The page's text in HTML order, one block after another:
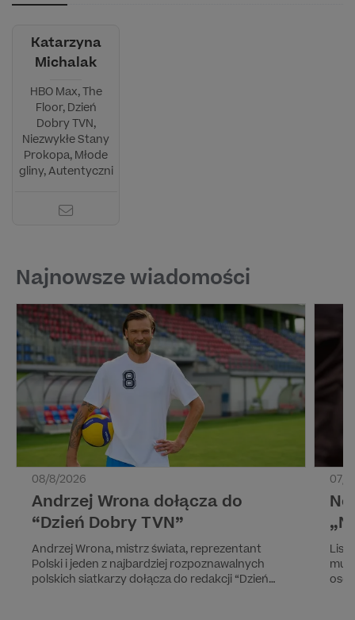
Katarzyna
Michalak
HBO Max, The
Floor, Dzień
Dobry TVN,
Niezwykłe Stany
Prokopa, Młode
gliny, Autentyczni
Najnowsze wiadomości
08/8/2026
Andrzej Wrona dołącza do
“Dzień Dobry TVN”
Andrzej Wrona, mistrz świata, reprezentant
Polski i jeden z najbardziej rozpoznawalnych
polskich siatkarzy dołącza do redakcji “Dzień
07/